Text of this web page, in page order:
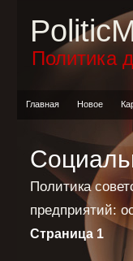
Политика
Главная Новое
Политика
предприятий:
Страница 1